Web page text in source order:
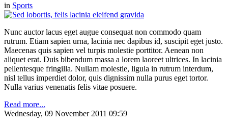
in Sports
Nunc auctor lacus eget augue consequat non commodo quam
rutrum. Etiam sapien urna, lacinia nec dapibus id, suscipit eget justo.
Maecenas quis sapien vel turpis molestie porttitor. Aenean non
aliquet erat. Duis bibendum massa a lorem laoreet ultrices. In lacinia
pellentesque fringilla. Nullam molestie, ligula in rutrum interdum,
nisl tellus imperdiet dolor, quis dignissim nulla purus eget tortor.
Nulla varius venenatis felis vitae posuere.
Read more...
Wednesday, 09 November 2011 09:59